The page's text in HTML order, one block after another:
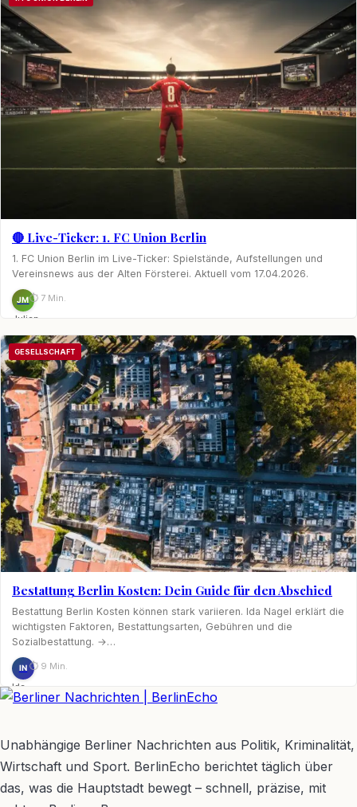
🔴 Live-Ticker: 1. FC Union Berlin
1. FC Union Berlin im Live-Ticker: Spielstände, Aufstellungen und
Vereinsnews aus der Alten Försterei. Aktuell vom 17.04.2026.
JM
Julian
⏱ 7 Min.
GESELLSCHAFT
Bestattung Berlin Kosten: Dein Guide für den Abschied
Bestattung Berlin Kosten können stark variieren. Ida Nagel erklärt die
wichtigsten Faktoren, Bestattungsarten, Gebühren und die
Sozialbestattung. →…
IN
Ida
Nagel
⏱ 9 Min.
Unabhängige Berliner Nachrichten aus Politik, Kriminalität,
Wirtschaft und Sport. BerlinEcho berichtet täglich über
das, was die Hauptstadt bewegt – schnell, präzise, mit